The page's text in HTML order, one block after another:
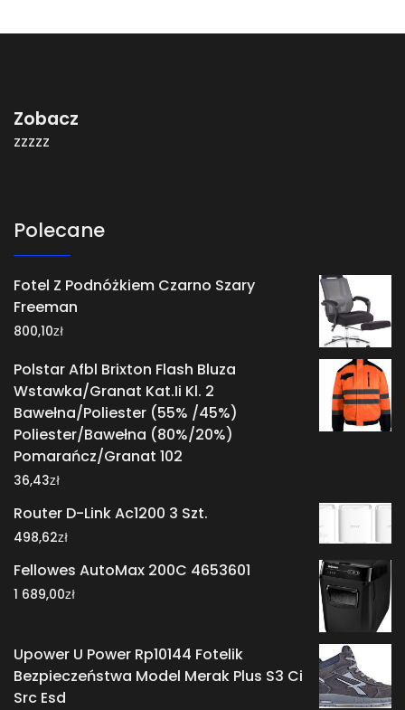
Zobacz
zzzzz
Polecane
Fotel Z Podnóżkiem Czarno Szary
Freeman
800,10zł
Polstar Afbl Brixton Flash Bluza
Wstawka/Granat Kat.Ii Kl. 2
Bawełna/Poliester (55% /45%)
Poliester/Bawełna (80%/20%)
Pomarańcz/Granat 102
36,43zł
Router D-Link Ac1200 3 Szt.
498,62zł
Fellowes AutoMax 200C 4653601
1 689,00zł
Upower U Power Rp10144 Fotelik
Bezpieczeństwa Model Merak Plus S3 Ci
Src Esd